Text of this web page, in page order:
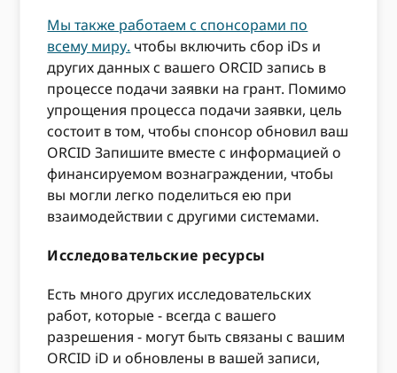
Мы также работаем с спонсорами по
всему миру. чтобы включить сбор iDs и
других данных с вашего ORCID запись в
процессе подачи заявки на грант. Помимо
упрощения процесса подачи заявки, цель
состоит в том, чтобы спонсор обновил ваш
ORCID Запишите вместе с информацией о
финансируемом вознаграждении, чтобы
вы могли легко поделиться ею при
взаимодействии с другими системами.
Исследовательские ресурсы
Есть много других исследовательских
работ, которые - всегда с вашего
разрешения - могут быть связаны с вашим
ORCID iD и обновлены в вашей записи,